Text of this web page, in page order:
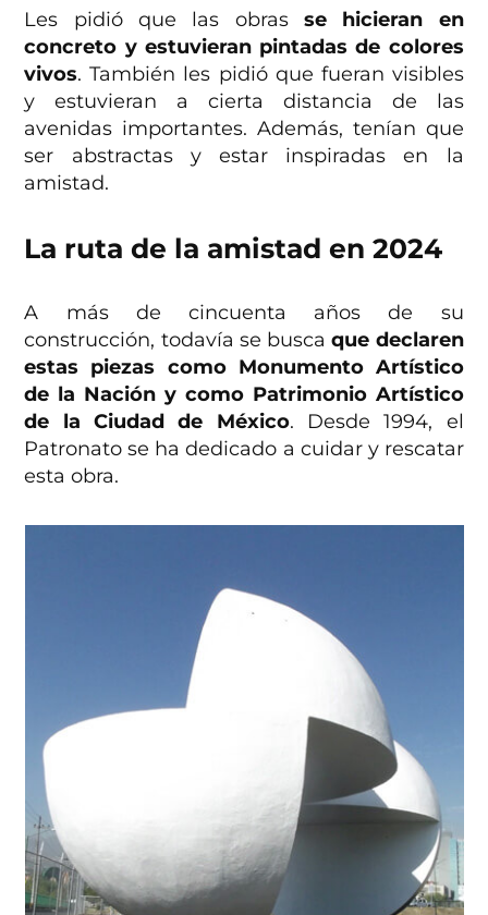
Les pidió que las obras se hicieran en
concreto y estuvieran pintadas de colores
vivos. También les pidió que fueran visibles
y estuvieran a cierta distancia de las
avenidas importantes. Además, tenían que
ser abstractas y estar inspiradas en la
amistad.
La ruta de la amistad en 2024
A más de cincuenta años de su
construcción, todavía se buscaque declaren
estas piezas como Monumento Artístico
de la Nación y como Patrimonio Artístico
de la Ciudad de México. Desde 1994, el
Patronato se ha dedicado a cuidar y rescatar
esta obra.